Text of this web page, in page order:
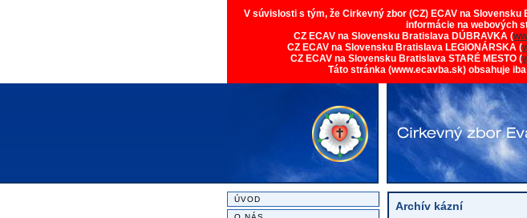
V súvislosti s tým, že Cirkevný zbor (CZ) ECAV na
informácie na webových
CZ ECAV na Slovensku Bratislava DÚBRAVKA (
CZ ECAV na Slovensku Bratislava LEGIONÁRSKA (
CZ ECAV na Slovensku Bratislava STARÉ MESTO (
Táto stránka (www.ecavba.sk) obsahuje
ÚVOD
Archív kázní